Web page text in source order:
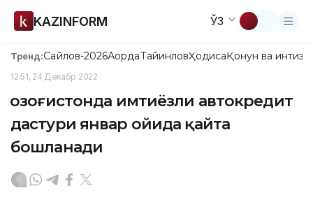
KAZINFORM ЎЗ
Тренд:Сайлов-2026АқордаТайинловҲодисаҚонун ва
12:51, 24 Декабр 2022
Қозоғистонда имтиёзли автокредит
дастури январ ойида қайта
бошланади